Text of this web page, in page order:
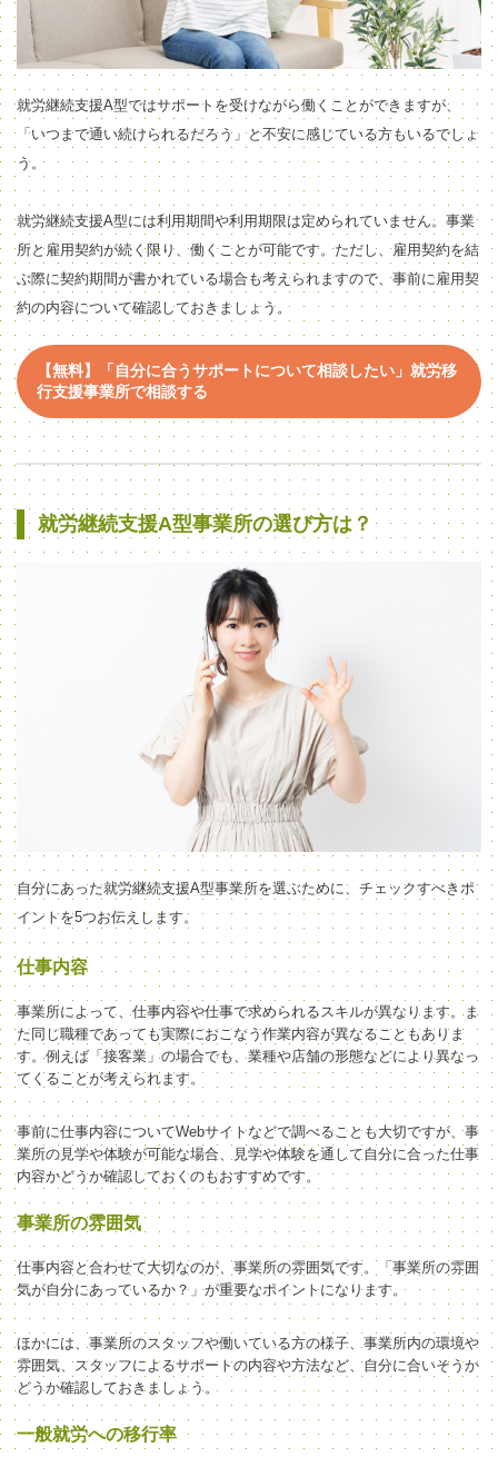
就労継続支援A型ではサポートを受けながら働くことができますが、
「いつまで通い続けられるだろう」と不安に感じている方もいるでしょ
う。
就労継続支援A型には利用期間や利用期限は定められていません。事業
所と雇用契約が続く限り、働くことが可能です。ただし、雇用契約を結
ぶ際に契約期間が書かれている場合も考えられますので、事前に雇用契
約の内容について確認しておきましょう。
【無料】「自分に合うサポートについて相談したい」就労移
行支援事業所で相談する
就労継続支援A型事業所の選び方は？
自分にあった就労継続支援A型事業所を選ぶために、チェックすべきポ
イントを5つお伝えします。
仕事内容
事業所によって、仕事内容や仕事で求められるスキルが異なります。ま
た同じ職種であっても実際におこなう作業内容が異なることもありま
す。例えば「接客業」の場合でも、業種や店舗の形態などにより異なっ
てくることが考えられます。
事前に仕事内容についてWebサイトなどで調べることも大切ですが、事
業所の見学や体験が可能な場合、見学や体験を通して自分に合った仕事
内容かどうか確認しておくのもおすすめです。
事業所の雰囲気
仕事内容と合わせて大切なのが、事業所の雰囲気です。「事業所の雰囲
気が自分にあっているか？」が重要なポイントになります。
ほかには、事業所のスタッフや働いている方の様子、事業所内の環境や
雰囲気、スタッフによるサポートの内容や方法など、自分に合いそうか
どうか確認しておきましょう。
一般就労への移行率